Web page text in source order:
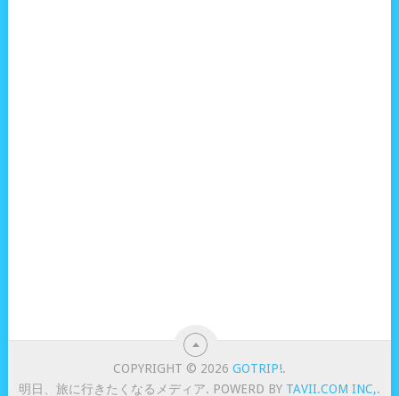
COPYRIGHT © 2026GOTRIP!.
明日、旅に行きたくなるメディア. POWERD BY TAVII.COM INC,.